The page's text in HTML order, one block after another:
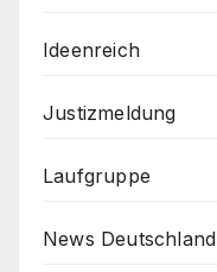
Ideenreich
Justizmeldung
Laufgruppe
News Deutschland